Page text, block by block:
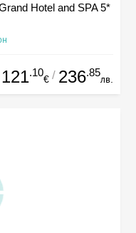
Hotel and SPA 5*
121.10
€ / 236.85
лв.